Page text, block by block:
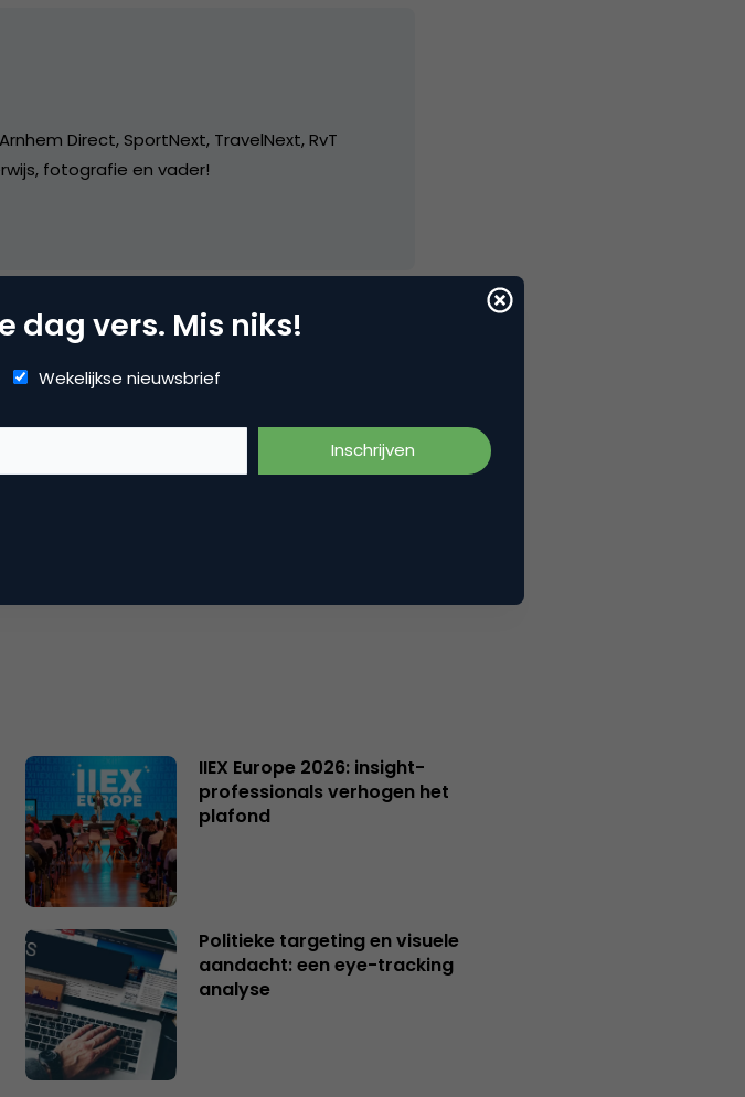
Direct, SportNext, TravelNext, RvT
fotografie en vader!
IIEX Europe 2026: insight-
professionals verhogen het
plafond
Politieke targeting en visuele
aandacht: een eye-tracking
analyse
dag vers. Mis niks!
Wekelijkse nieuwsbrief